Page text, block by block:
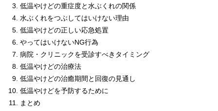
低温やけどの重症度と水ぶくれの関係
水ぶくれをつぶしてはいけない理由
低温やけどの正しい応急処置
やってはいけないNG行為
病院・クリニックを受診すべきタイミング
低温やけどの治療法
低温やけどの治癒期間と回復の見通し
低温やけどを予防するために
まとめ